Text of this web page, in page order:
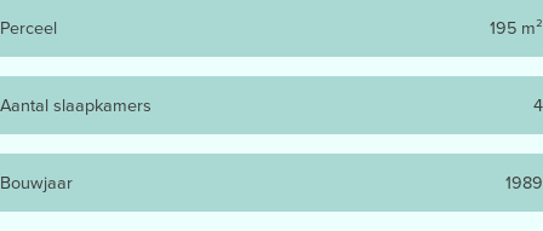
Perceel 195 m²
Aantal slaapkamers 4
Bouwjaar 1989